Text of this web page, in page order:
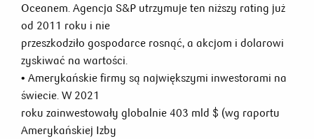
Oceanem. Agencja S&P utrzymuje ten niższy rating już
od 2011 roku i nie
przeszkodziło gospodarce rosnąć, a akcjom i dolarowi
zyskiwać na wartości.
• Amerykańskie firmy są największymi inwestorami na
świecie. W 2021
roku zainwestowały globalnie 403 mld $ (wg raportu
Amerykańskiej Izby